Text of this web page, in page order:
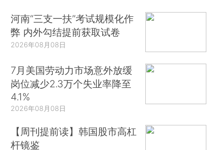
河南“三支一扶”考试规模化作
弊 内外勾结提前获取试卷
2026年08月08日
7月美国劳动力市场意外放缓
岗位减少2.3万个失业率降至
4.1%
2026年08月08日
【周刊提前读】韩国股市高杠
杆镜鉴